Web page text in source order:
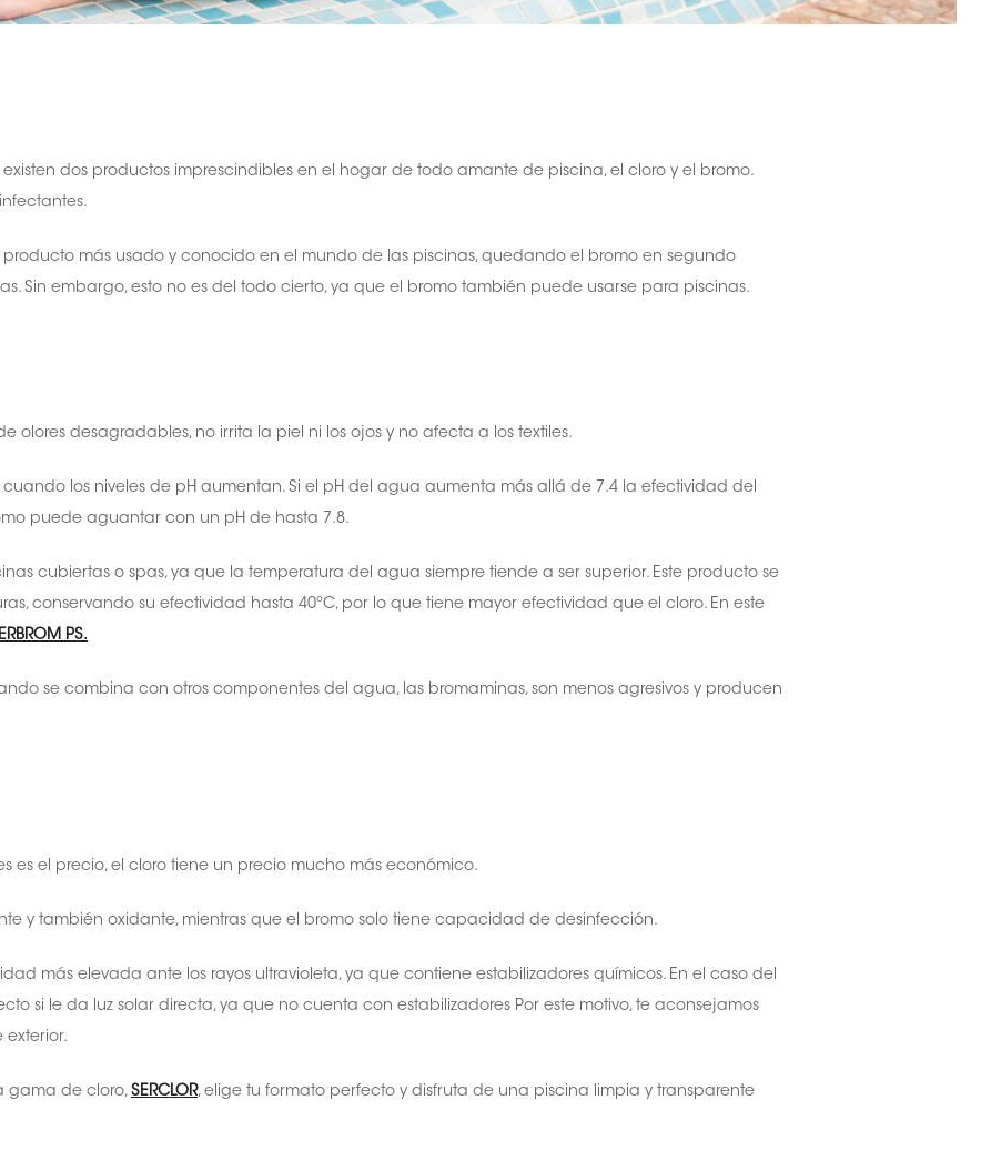
dos productos imprescindibles en el hogar de todo amante de piscina, el cloro y el bromo.
producto más usado y conocido en el mundo de las piscinas, quedando el bromo en segundo
Sin embargo, esto no es del todo cierto, ya que el bromo también puede usarse para piscinas.
olores desagradables, no irrita la piel ni los ojos y no afecta a los textiles.
los niveles de pH aumentan. Si el pH del agua aumenta más allá de 7.4 la efectividad del
puede aguantar con un pH de hasta 7.8.
cubiertas o spas, ya que la temperatura del agua siempre tiende a ser superior. Este producto se
conservando su efectividad hasta 40ºC, por lo que tiene mayor efectividad que el cloro. En este
PS.
se combina con otros componentes del agua, las bromaminas, son menos agresivos y producen
es el precio, el cloro tiene un precio mucho más económico.
y también oxidante, mientras que el bromo solo tiene capacidad de desinfección.
más elevada ante los rayos ultravioleta, ya que contiene estabilizadores químicos. En el caso del
si le da luz solar directa, ya que no cuenta con estabilizadores Por este motivo, te aconsejamos
exterior.
gama de cloro, SERCLOR, elige tu formato perfecto y disfruta de una piscina limpia y transparente